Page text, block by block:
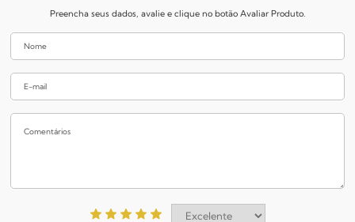
Preencha seus dados, avalie e clique no botão Avaliar Produto.